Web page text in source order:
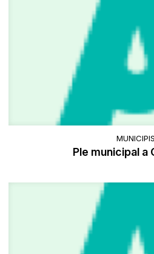
MUNICIPIS
Ple municipal a